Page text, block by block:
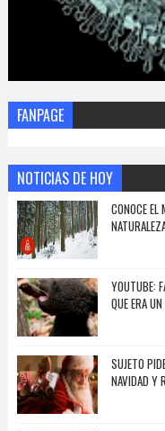
FANPAGE
NOTICIAS DE HOY
CONOCE EL
YOUTUBE:
QUE ERA
SUJETO
NAVIDAD Y